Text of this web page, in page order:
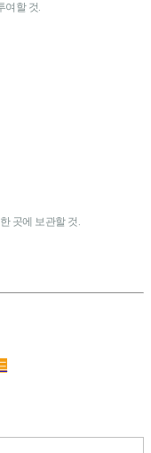
여할 것.
곳에 보관할 것.